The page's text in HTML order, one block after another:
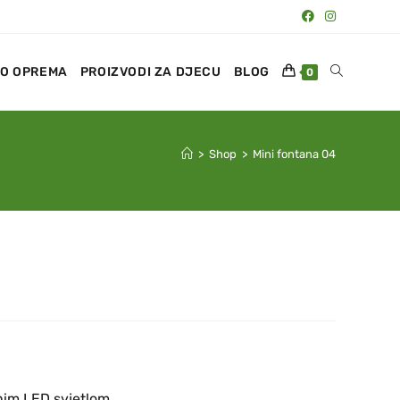
OPREMA PROIZVODI ZA DJECU BLOG 0
> Shop > Mini fontana 04